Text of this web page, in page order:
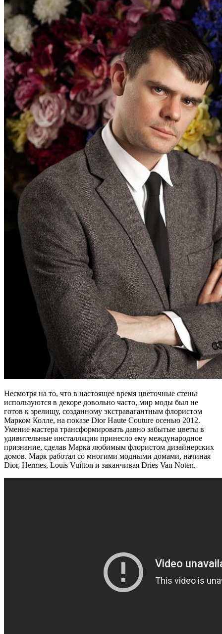
Несмотря на то, что в настоящее время цветочные стены
используются в декоре довольно часто, мир моды был не
готов к зрелищу, созданному экстравагантным флористом
Марком Колле, на показе Dior Haute Couture осенью 2012.
Умение мастера трансформировать давно забытые цветы в
удивительные инсталляции принесло ему международное
признание, сделав Марка любимым флористом дизайнерских
домов. Марк работал со многими модными домами, начиная
Dior, Hermes, Louis Vuitton и заканчивая Dries Van Noten.